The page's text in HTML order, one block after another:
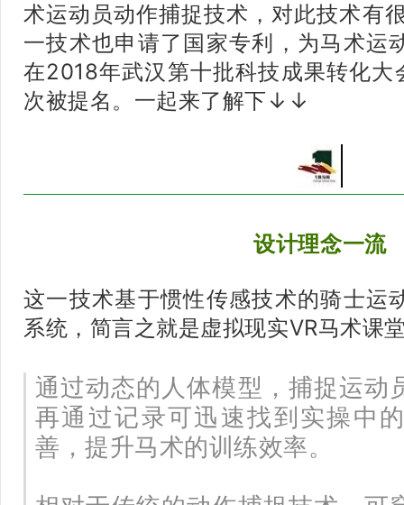
术运动员动作捕捉技术，对此技术有
一技术也申请了国家专利，为马术运
在2018年武汉第十批科技成果转化大
次被提名。一起来了解下↓↓
设计理念一流
这一技术基于惯性传感技术的骑士运
系统，简言之就是虚拟现实VR马术课
通过动态的人体模型，捕捉运动
再通过记录可迅速找到实操中
善，提升马术的训练效率。